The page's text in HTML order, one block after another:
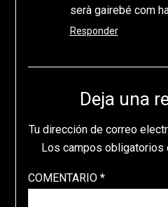
serà gairebé com
Responder
Deja una
Tu dirección de correo
Los campos obligatorios
COMENTARIO *